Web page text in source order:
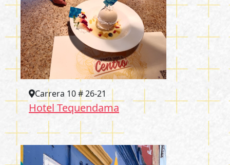
Carrera 10 # 26-21
Hotel Tequendama